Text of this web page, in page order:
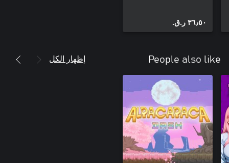
٣٦٫٥٠ ر.ق.‏
People also like إظهار الكل